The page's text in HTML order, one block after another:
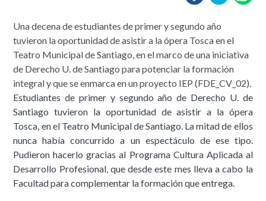
Una decena de estudiantes de primer y segundo año
tuvieron la oportunidad de asistir a la ópera Tosca en el
Teatro Municipal de Santiago, en el marco de una iniciativa
de Derecho U. de Santiago para potenciar la formación
integral y que se enmarca en un proyecto IEP (FDE_CV_02).
Estudiantes de primer y segundo año de Derecho U. de
Santiago tuvieron la oportunidad de asistir a la ópera
Tosca, en el Teatro Municipal de Santiago. La mitad de ellos
nunca había concurrido a un espectáculo de ese tipo.
Pudieron hacerlo gracias al Programa Cultura Aplicada al
Desarrollo Profesional, que desde este mes lleva a cabo la
Facultad para complementar la formación que entrega.